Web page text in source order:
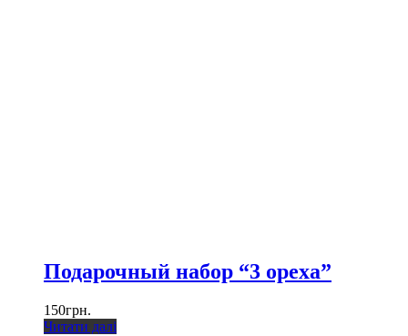
Подарочный набор “3 ореха”
150грн.
Читати далі